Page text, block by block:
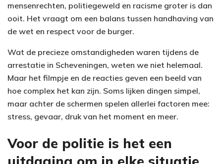
mensenrechten, politiegeweld en racisme groter is dan
ooit. Het vraagt om een balans tussen handhaving van
de wet en respect voor de burger.
Wat de precieze omstandigheden waren tijdens de
arrestatie in Scheveningen, weten we niet helemaal.
Maar het filmpje en de reacties geven een beeld van
hoe complex het kan zijn. Soms lijken dingen simpel,
maar achter de schermen spelen allerlei factoren mee:
stress, gevaar, druk van het moment en meer.
Voor de politie is het een